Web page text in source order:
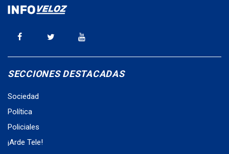
SECCIONES DESTACADAS
Sociedad
Política
Policiales
¡Arde Tele!